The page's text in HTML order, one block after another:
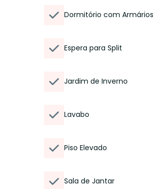
Dormitório com Armários
Espera para Split
Jardim de Inverno
Lavabo
Piso Elevado
Sala de Jantar